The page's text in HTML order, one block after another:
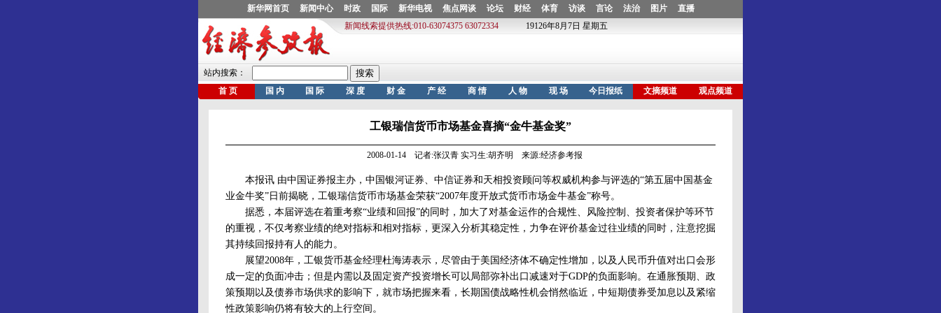
工银瑞信货币市场基金喜摘“金牛基金奖”
2008-01-14 记者:张汉青 实习生:胡齐明 来源:经济参考报
本报讯 由中国证券报主办，中国银河证券、中信证券和天相投资顾问等权威机构参与评选的“第五届中国基金
业金牛奖”日前揭晓，工银瑞信货币市场基金荣获“2007年度开放式货币市场金牛基金”称号。
据悉，本届评选在着重考察“业绩和回报”的同时，加大了对基金运作的合规性、风险控制、投资者保护等环节
的重视，不仅考察业绩的绝对指标和相对指标，更深入分析其稳定性，力争在评价基金过往业绩的同时，注意挖掘
其持续回报持有人的能力。
展望2008年，工银货币基金经理杜海涛表示，尽管由于美国经济体不确定性增加，以及人民币升值对出口会形
成一定的负面冲击；但是内需以及固定资产投资增长可以局部弥补出口减速对于GDP的负面影响。在通胀预期、政
策预期以及债券市场供求的影响下，就市场把握来看，长期国债战略性机会悄然临近，中短期债券受加息以及紧缩
性政策影响仍将有较大的上行空间。